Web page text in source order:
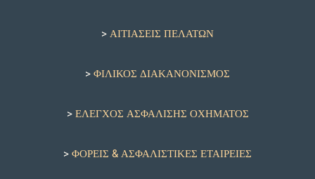
> ΑΙΤΙΑΣΕΙΣ ΠΕΛΑΤΩΝ
> ΦΙΛΙΚΟΣ ΔΙΑΚΑΝΟΝΙΣΜΟΣ
> ΕΛΕΓΧΟΣ ΑΣΦΑΛΙΣΗΣ ΟΧΗΜΑΤΟΣ
> ΦΟΡΕΙΣ & ΑΣΦΑΛΙΣΤΙΚΕΣ ΕΤΑΙΡΕΙΕΣ